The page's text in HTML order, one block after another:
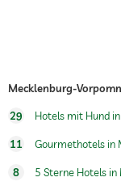
Hunde erlaubt
Hundeverpflegung
Tennis
Mecklenburg-
29 Hotels mit Hund
11 Gourmethotels in
8 5 Sterne Hotels